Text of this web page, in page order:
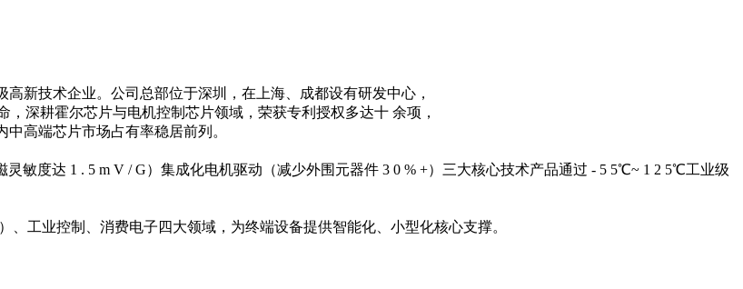
新技术企业。公司总部位于深圳，在上海、成都设有研发中心，
深耕霍尔芯片与电机控制芯片领域，荣获专利授权多达十 余项，
高端芯片市场占有率稳居前列。
敏度达 1 . 5 m V / G）集成化电机驱动（减少外围元器件 3 0 % +）三大核心技术产品通过 - 5 5℃~ 1 2 5℃工业级
、工业控制、消费电子四大领域，为终端设备提供智能化、小型化核心支撑。